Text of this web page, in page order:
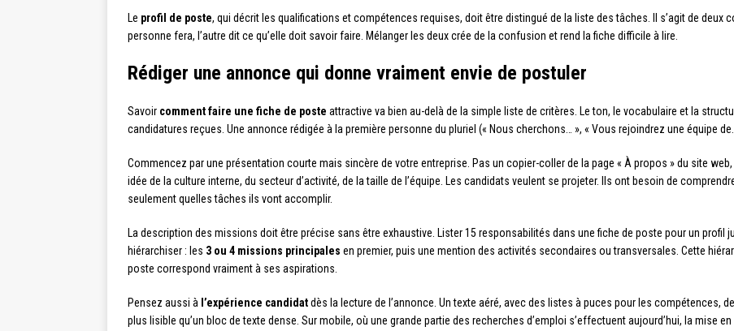
Le profil de poste, qui décrit les qualifications et compétences requises, doit être distingué de la liste des tâches. Il s’agit de deux
personne fera, l’autre dit ce qu’elle doit savoir faire. Mélanger les deux crée de la confusion et rend la fiche difficile à lire.
Rédiger une annonce qui donne vraiment envie de postuler
Savoir comment faire une fiche de poste attractive va bien au-delà de la simple liste de critères. Le ton, le vocabulaire et la
candidatures reçues. Une annonce rédigée à la première personne du pluriel (« Nous cherchons… », « Vous rejoindrez une équipe
Commencez par une présentation courte mais sincère de votre entreprise. Pas un copier-coller de la page « À propos » du site
idée de la culture interne, du secteur d’activité, de la taille de l’équipe. Les candidats veulent se projeter. Ils ont besoin de
seulement quelles tâches ils vont accomplir.
La description des missions doit être précise sans être exhaustive. Lister 15 responsabilités dans une fiche de poste pour un profil
hiérarchiser : les 3 ou 4 missions principales en premier, puis une mention des activités secondaires ou transversales. Cette
poste correspond vraiment à ses aspirations.
Pensez aussi à l’expérience candidatdès la lecture de l’annonce. Un texte aéré, avec des listes à puces pour les compétences,
plus lisible qu’un bloc de texte dense. Sur mobile, où une grande partie des recherches d’emploi s’effectuent aujourd’hui, la mise